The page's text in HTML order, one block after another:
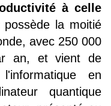
à celle
possède la moitié
avec 250 000
an, et vient de
en
quantique